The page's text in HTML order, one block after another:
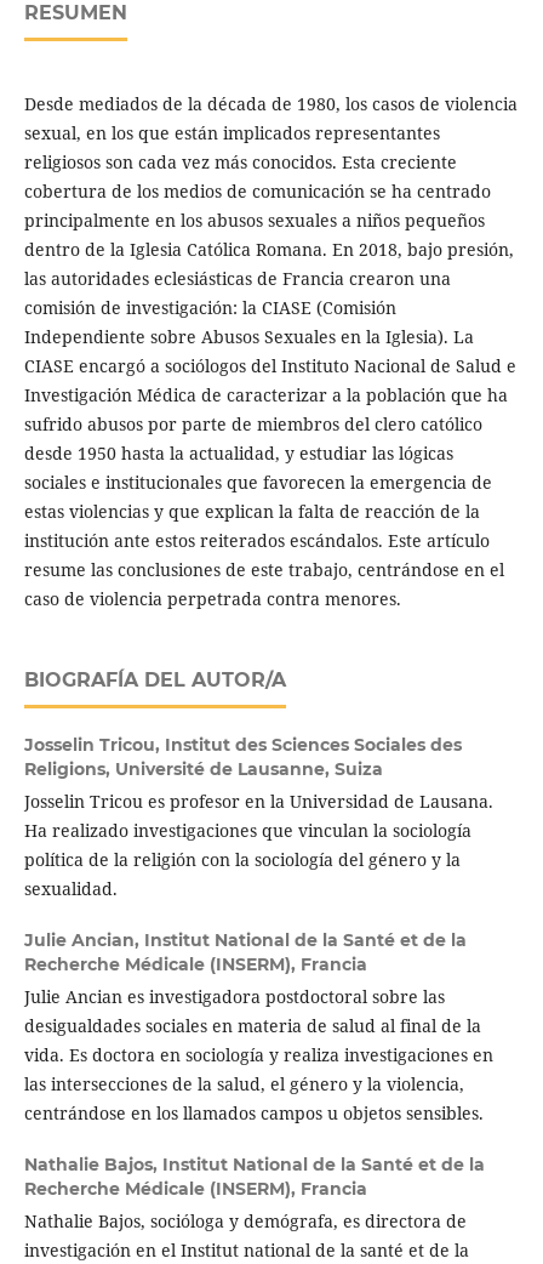
RESUMEN
Desde mediados de la década de 1980, los casos de violencia
sexual, en los que están implicados representantes
religiosos son cada vez más conocidos. Esta creciente
cobertura de los medios de comunicación se ha centrado
principalmente en los abusos sexuales a niños pequeños
dentro de la Iglesia Católica Romana. En 2018, bajo presión,
las autoridades eclesiásticas de Francia crearon una
comisión de investigación: la CIASE (Comisión
Independiente sobre Abusos Sexuales en la Iglesia). La
CIASE encargó a sociólogos del Instituto Nacional de Salud e
Investigación Médica de caracterizar a la población que ha
sufrido abusos por parte de miembros del clero católico
desde 1950 hasta la actualidad, y estudiar las lógicas
sociales e institucionales que favorecen la emergencia de
estas violencias y que explican la falta de reacción de la
institución ante estos reiterados escándalos. Este artículo
resume las conclusiones de este trabajo, centrándose en el
caso de violencia perpetrada contra menores.
BIOGRAFÍA DEL AUTOR/A
Josselin Tricou, Institut des Sciences Sociales des
Religions, Université de Lausanne, Suiza
Josselin Tricou es profesor en la Universidad de Lausana.
Ha realizado investigaciones que vinculan la sociología
política de la religión con la sociología del género y la
sexualidad.
Julie Ancian, Institut National de la Santé et de la
Recherche Médicale (INSERM), Francia
Julie Ancian es investigadora postdoctoral sobre las
desigualdades sociales en materia de salud al final de la
vida. Es doctora en sociología y realiza investigaciones en
las intersecciones de la salud, el género y la violencia,
centrándose en los llamados campos u objetos sensibles.
Nathalie Bajos, Institut National de la Santé et de la
Recherche Médicale (INSERM), Francia
Nathalie Bajos, socióloga y demógrafa, es directora de
investigación en el Institut national de la santé et de la